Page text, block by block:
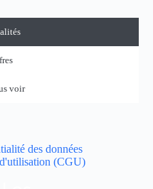
voir
des données
(CGU)